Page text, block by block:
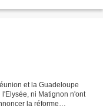
et la Guadeloupe
ni Matignon n'ont
la réforme